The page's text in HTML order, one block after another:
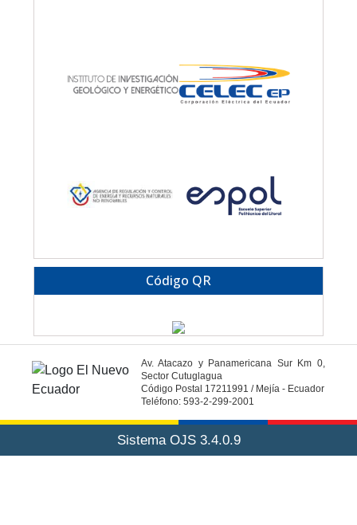
Código QR
Av. Atacazo y Panamericana Sur Km 0,
Sector Cutuglagua
Código Postal 17211991 / Mejía - Ecuador
Teléfono: 593-2-299-2001
Sistema OJS 3.4.0.9